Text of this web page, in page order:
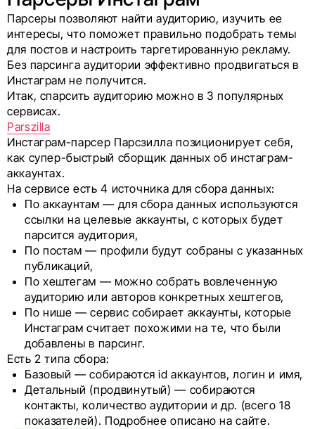
Парсеры позволяют найти аудиторию, изучить ее
интересы, что поможет правильно подобрать темы
для постов и настроить таргетированную рекламу.
Без парсинга аудитории эффективно продвигаться в
Инстаграм не получится.
Итак, спарсить аудиторию можно в 3 популярных
сервисах.
Parszilla
Инстаграм-парсер Парсзилла позиционирует себя,
как супер-быстрый сборщик данных об инстаграм-
аккаунтах.
На сервисе есть 4 источника для сбора данных:
По аккаунтам — для сбора данных используются
ссылки на целевые аккаунты, с которых будет
парсится аудитория,
По постам — профили будут собраны с указанных
публикаций,
По хештегам — можно собрать вовлеченную
аудиторию или авторов конкретных хештегов,
По нише — сервис собирает аккаунты, которые
Инстаграм считает похожими на те, что были
добавлены в парсинг.
Есть 2 типа сбора:
Базовый — собираются id аккаунтов, логин и имя,
Детальный (продвинутый) — собираются
контакты, количество аудитории и др. (всего 18
показателей). Подробнее описано на сайте.